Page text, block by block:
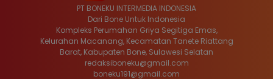
PT BONEKU INTERMEDIA INDONESIA
Dari Bone Untuk Indonesia
Kompleks Perumahan Griya Segitiga Emas,
Kelurahan Macanang, Kecamatan Tanete Riattang
Barat, Kabupaten Bone, Sulawesi Selatan
redaksiboneku@gmail.com
boneku191@gmail.com